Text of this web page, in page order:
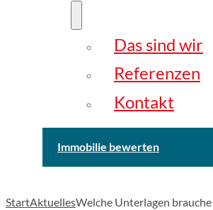
Das sind wir
Referenzen
Kontakt
Immobilie bewerten
StartAktuellesWelche Unterlagen